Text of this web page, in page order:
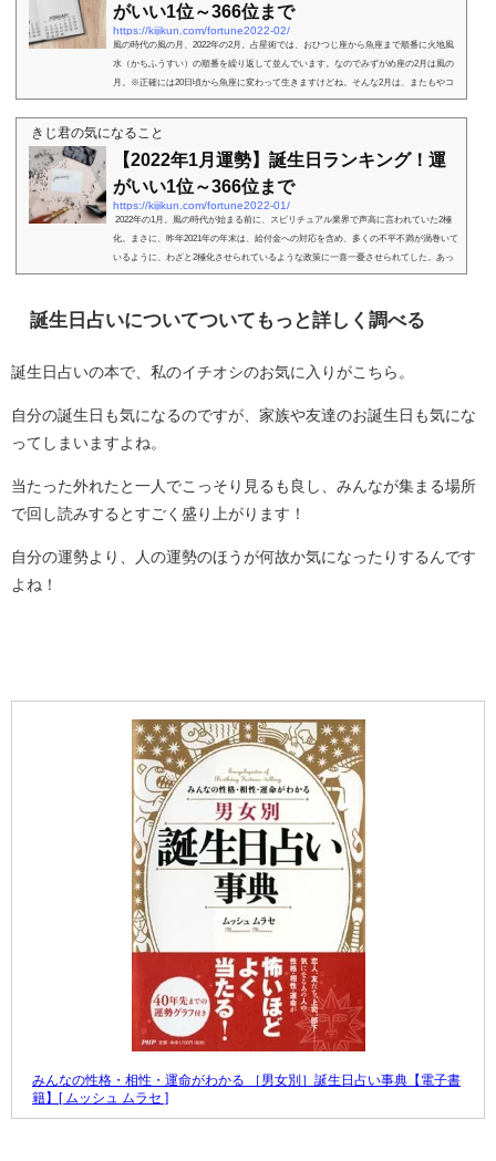
がいい1位～366位まで
https://kijikun.com/fortune2022-02/
風の時代の風の月、2022年の2月。占星術では、おひつじ座から魚座まで順番に火地風
水（かちふうすい）の順番を繰り返して並んでいます。なのでみずがめ座の2月は風の
月。※正確には20日頃から魚座に変わって生きますけどね。そんな2月は、またもやコ
ロナが急激に広が...
きじ君の気になること
【2022年1月運勢】誕生日ランキング！運
がいい1位～366位まで
https://kijikun.com/fortune2022-01/
2022年の1月。風の時代が始まる前に、スピリチュアル業界で声高に言われていた2極
化。まさに、昨年2021年の年末は、給付金への対応を含め、多くの不平不満が渦巻いて
いるように、わざと2極化させられているような政策に一喜一憂させられてした。あっ
てはならな...
誕生日占いについてついてもっと詳しく調べる
誕生日占いの本で、私のイチオシのお気に入りがこちら。
自分の誕生日も気になるのですが、家族や友達のお誕生日も気にな
ってしまいますよね。
当たった外れたと一人でこっそり見るも良し、みんなが集まる場所
で回し読みするとすごく盛り上がります！
自分の運勢より、人の運勢のほうが何故か気になったりするんです
よね！
みんなの性格・相性・運命がわかる ［男女別］誕生日占い事典【電子書
籍】[ ムッシュ ムラセ ]